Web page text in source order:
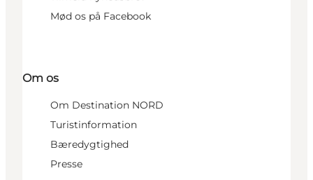
Mød os på Facebook
Om os
Om Destination NORD
Turistinformation
Bæredygtighed
Presse